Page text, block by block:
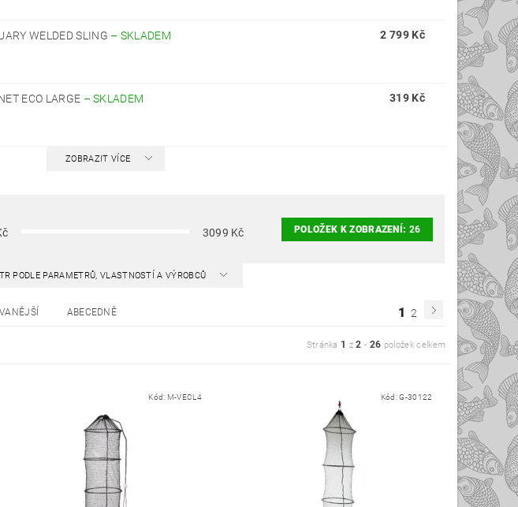
WELDED SLING – SKLADEM 2 799 Kč
ECO LARGE –SKLADEM 319 Kč
ZOBRAZIT VÍCE
3099 Kč POLOŽEK K ZOBRAZENÍ: 26
PODLE PARAMETRŮ, VLASTNOSTÍ A VÝROBCŮ
ABECEDNĚ 1 2
Stránka 1 z2 - 26 položek celkem
Kód: M-VECL4 Kód:G-30122